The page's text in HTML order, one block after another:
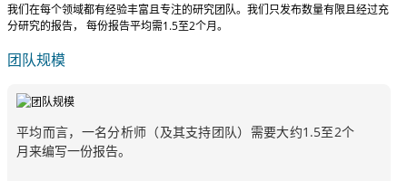
我们在每个领域都有经验丰富且专注的研究团队。我们只发布数量有限且经过充
分研究的报告， 每份报告平均需1.5至2个月。
团队规模
平均而言，一名分析师（及其支持团队）需要大约1.5至2个
月来编写一份报告。